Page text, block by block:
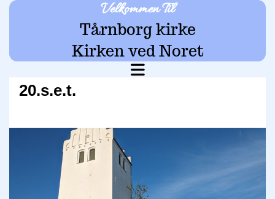
Velkommen Til
Tårnborg kirke
Kirken ved Noret
20.s.e.t.